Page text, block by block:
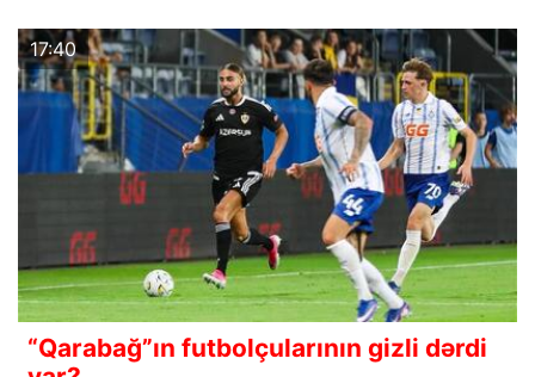
17:40
“Qarabağ”ın futbolçularının gizli dərdi